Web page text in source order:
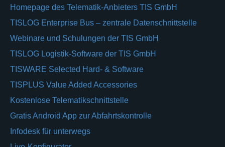
Homepage des Telematik-Anbieters TIS GmbH
TISLOG Enterprise Bus – zentrale Datenschnittstelle
Webinare und Schulungen der TIS GmbH
TISLOG Logistik-Software der TIS GmbH
TISWARE Selected Hard- & Software
TISPLUS Value Added Accessories
Kostenlose Telematikschnittstelle
Gratis Android App zur Abfahrtskontrolle
Infodesk für unterwegs